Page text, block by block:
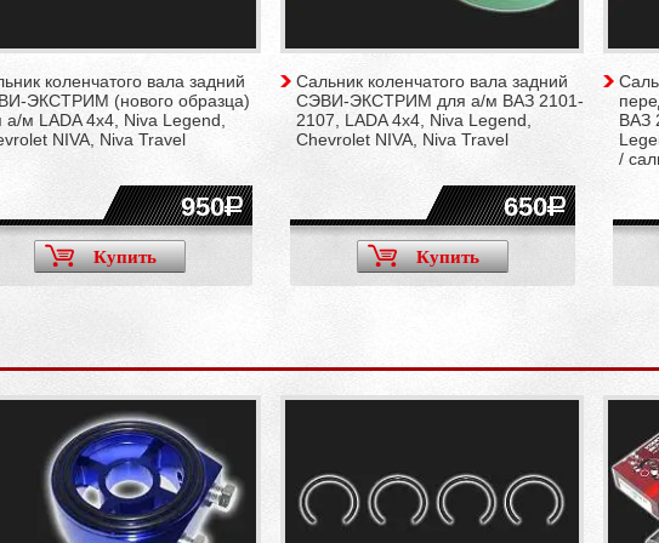
коленчатого вала задний
ЭКСТРИМ (нового образца)
а/м LADA 4x4, Niva Legend,
NIVA, Niva Travel
950
Купить
Сальник коленчатого вала задний
СЭВИ-ЭКСТРИМ для а/м ВАЗ 2101-
2107, LADA 4x4, Niva Legend,
Chevrolet NIVA, Niva Travel
650
Купить
ВАЗ
/